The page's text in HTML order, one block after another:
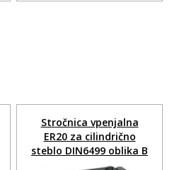
Stročnica vpenjalna
ER20 za cilindrično
steblo DIN6499 oblika B